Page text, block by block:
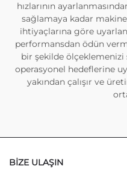
hızlarının
sağlamaya kadar
ihtiyaçlarına göre
performansdan ödün
bir şekilde
operasyonel hedeflerine
yakından çalışır ve
BIZE ULAŞIN